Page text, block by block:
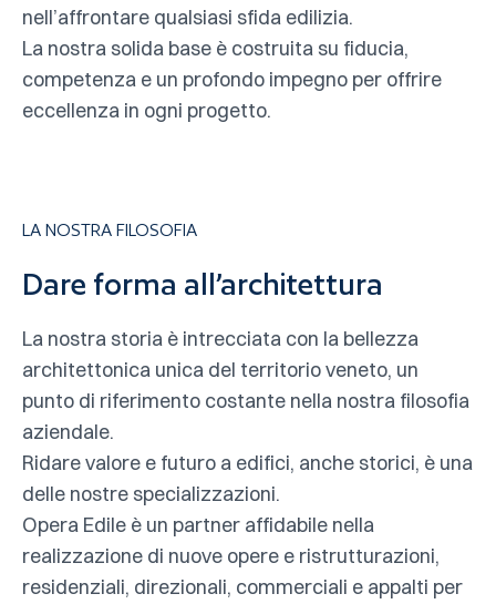
nell’affrontare qualsiasi sfida edilizia.
La nostra solida base è costruita su fiducia,
competenza e un profondo impegno per offrire
eccellenza in ogni progetto.
LA NOSTRA FILOSOFIA
Dare forma all’architettura
La nostra storia è intrecciata con la bellezza
architettonica unica del territorio veneto, un
punto di riferimento costante nella nostra filosofia
aziendale.
Ridare valore e futuro a edifici, anche storici, è una
delle nostre specializzazioni.
Opera Edile è un partner affidabile nella
realizzazione di nuove opere e ristrutturazioni,
residenziali, direzionali, commerciali e appalti per